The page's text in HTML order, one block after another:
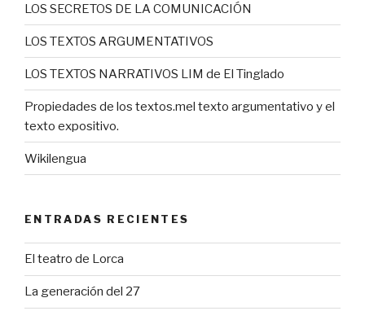
LOS SECRETOS DE LA COMUNICACIÓN
LOS TEXTOS ARGUMENTATIVOS
LOS TEXTOS NARRATIVOS LIM de El Tinglado
Propiedades de los textos.mel texto argumentativo y el
texto expositivo.
Wikilengua
ENTRADAS RECIENTES
El teatro de Lorca
La generación del 27